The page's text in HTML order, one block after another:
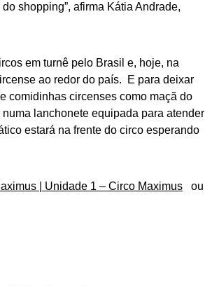
shopping”, afirma Kátia Andrade,
em turnê pelo Brasil e, hoje, na
ao redor do país. E para deixar
comidinhas circenses como maçã do
lanchonete equipada para atender
estará na frente do circo esperando
| Unidade 1 – Circo Maximus ou